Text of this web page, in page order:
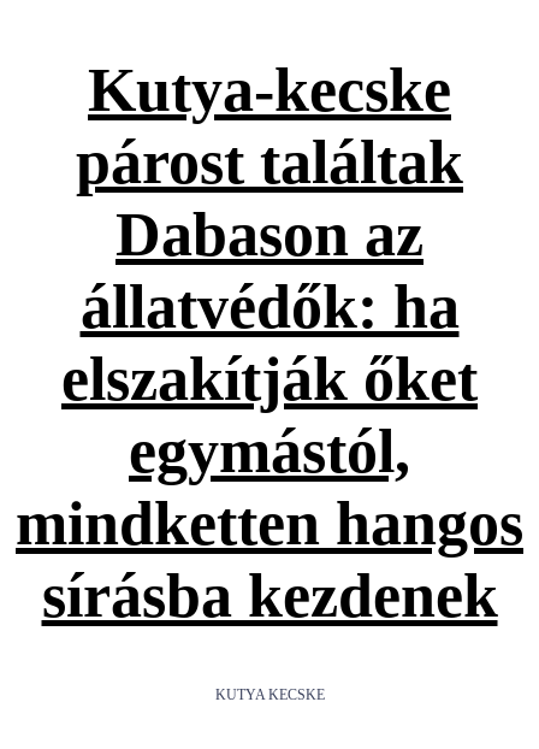
Kutya-kecske
párost találtak
Dabason az
állatvédők: ha
elszakítják őket
egymástól,
mindketten hangos
sírásba kezdenek
KUTYA KECSKE